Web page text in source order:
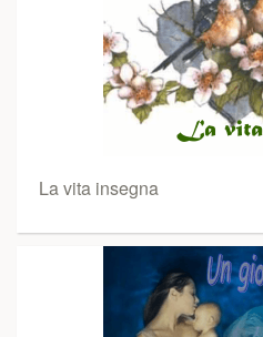
La vita insegna